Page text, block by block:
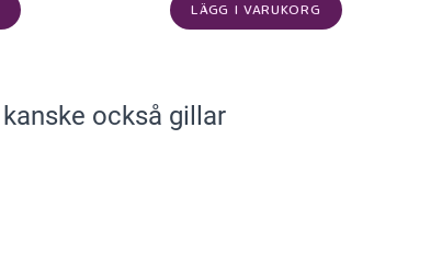
LÄGG I VARUKORG
kanske också gillar